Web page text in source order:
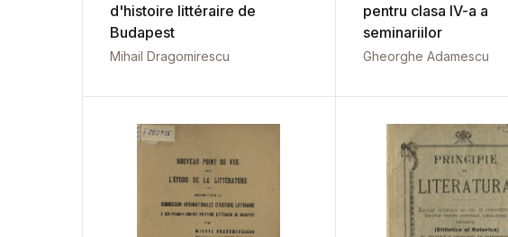
d'histoire littéraire de
Budapest
Mihail Dragomirescu
pentru clasa IV-a a
seminariilor
Gheorghe Adamescu